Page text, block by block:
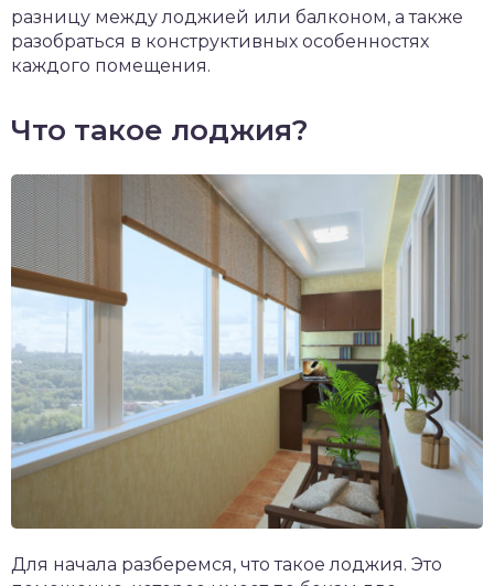
разницу между лоджией или балконом, а также
разобраться в конструктивных особенностях
каждого помещения.
Что такое лоджия?
Для начала разберемся, что такое лоджия. Это